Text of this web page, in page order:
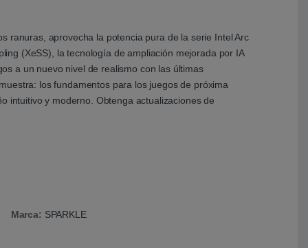
ranuras, aprovecha la potencia pura de la serie Intel Arc
(XeSS), la tecnología de ampliación mejorada por IA
a un nuevo nivel de realismo con las últimas
los fundamentos para los juegos de próxima
intuitivo y moderno. Obtenga actualizaciones de
Marca: SPARKLE